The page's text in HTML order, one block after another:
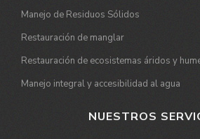
Manejo de Residuos Sólidos
Restauración de manglar
Restauración de ecosistemas áridos y
Manejo integral y accesibilidad al agua
NUESTROS